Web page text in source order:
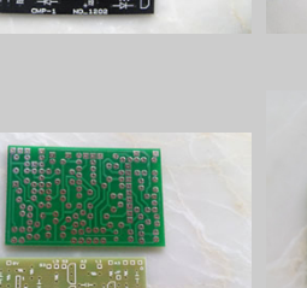
プリント基板
¥1,200